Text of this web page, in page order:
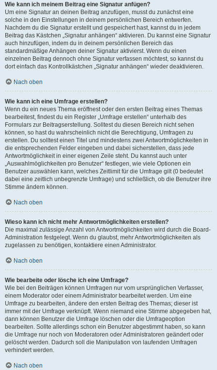
Wie kann ich meinem Beitrag eine Signatur anfügen?
Um eine Signatur an deinen Beitrag anzufügen, musst du zunächst eine
solche in den Einstellungen in deinem persönlichen Bereich entwerfen.
Nachdem du die Signatur erstellt und gespeichert hast, kannst du in jedem
Beitrag das Kästchen „Signatur anhängen“ aktivieren. Du kannst eine Signatur
auch hinzufügen, indem du in deinem persönlichen Bereich das
standardmäßige Anhängen deiner Signatur aktivierst. Wenn du einen
einzelnen Beitrag dennoch ohne Signatur verfassen möchtest, so kannst du
dort einfach das Kontrollkästchen „Signatur anhängen“ wieder deaktivieren.
Nach oben
Wie kann ich eine Umfrage erstellen?
Wenn du ein neues Thema eröffnest oder den ersten Beitrag eines Themas
bearbeitest, findest du ein Register „Umfrage erstellen“ unterhalb des
Formulars zur Beitragserstellung. Solltest du diesen Bereich nicht sehen
können, so hast du wahrscheinlich nicht die Berechtigung, Umfragen zu
erstellen. Du solltest einen Titel und mindestens zwei Antwortmöglichkeiten in
die entsprechenden Felder eingeben und dabei sicherstellen, dass jede
Antwortmöglichkeit in einer eigenen Zeile steht. Du kannst auch unter
„Auswahlmöglichkeiten pro Benutzer“ festlegen, wie viele Optionen ein
Benutzer auswählen kann, welches Zeitlimit für die Umfrage gilt (0 bedeutet
dabei eine zeitlich unbegrenzte Umfrage) und schließlich, ob die Benutzer ihre
Stimme ändern können.
Nach oben
Wieso kann ich nicht mehr Antwortmöglichkeiten erstellen?
Die maximal zulässige Anzahl von Antwortmöglichkeiten wird durch die Board-
Administration festgelegt. Wenn du glaubst, mehr Antwortmöglichkeiten als
zugelassen zu benötigen, kontaktiere einen Administrator.
Nach oben
Wie bearbeite oder lösche ich eine Umfrage?
Wie bei den Beiträgen können Umfragen nur vom ursprünglichen Verfasser,
einem Moderator oder einem Administrator bearbeitet werden. Um eine
Umfrage zu bearbeiten, ändere den ersten Beitrag des Themas; dieser ist
immer mit der Umfrage verknüpft. Wenn niemand eine Stimme abgegeben hat,
dann können Benutzer die Umfrage löschen oder die Umfrageoption
bearbeiten. Sollte allerdings schon ein Benutzer abgestimmt haben, so kann
die Umfrage nur noch von Moderatoren oder Administratoren geändert oder
gelöscht werden. Dadurch soll die Manipulation von laufenden Umfragen
verhindert werden.
Nach oben